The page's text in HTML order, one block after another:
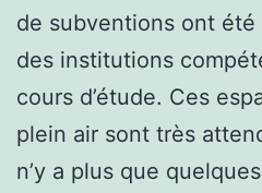
de subventions ont
des institutions
cours d’étude. Ces
plein air sont très
n’y a plus que